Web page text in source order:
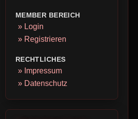
MEMBER BEREICH
» Login
» Registrieren
RECHTLICHES
» Impressum
» Datenschutz